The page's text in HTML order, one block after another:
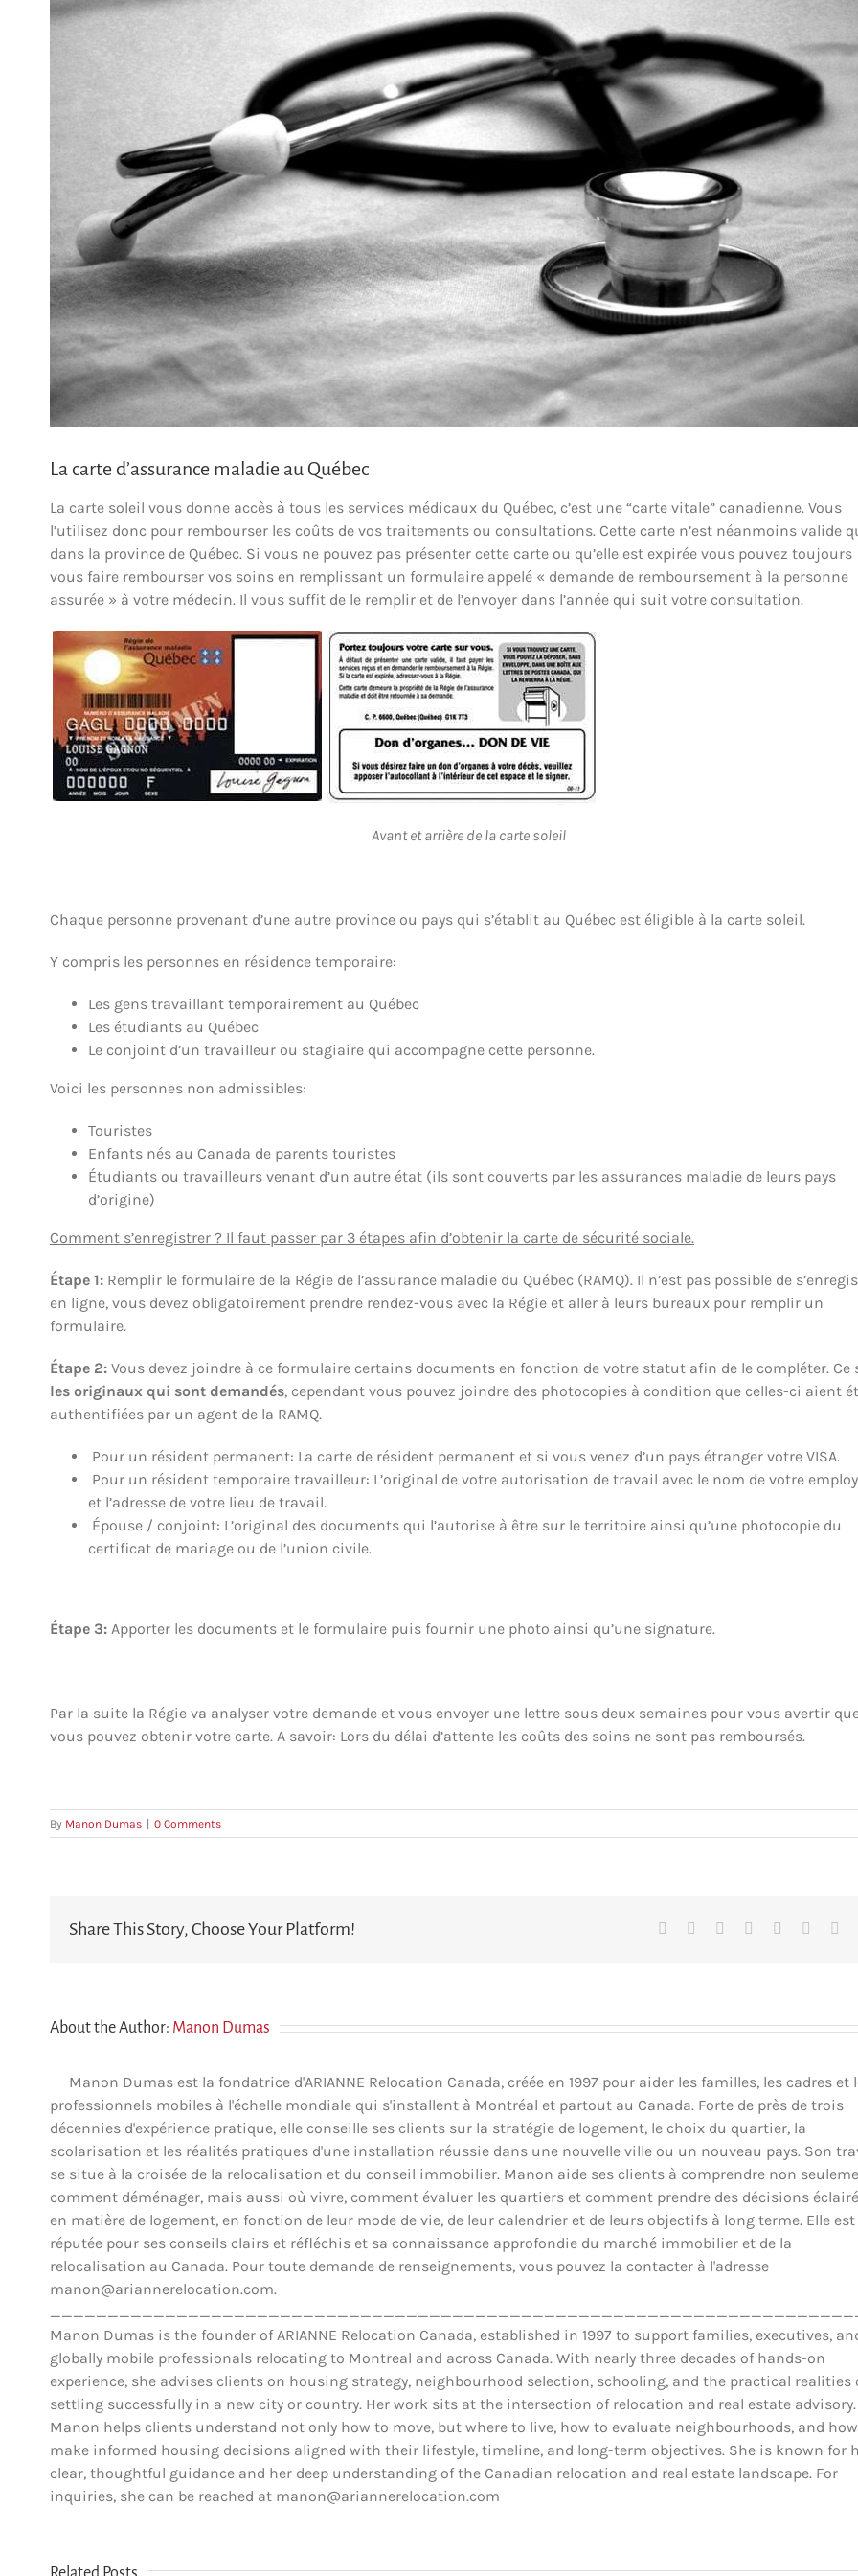
La carte d’assurance maladie au Québec
La carte soleil vous donne accès à tous les services médicaux du Québec, c’est une “carte vitale” canadienne. Vous
l’utilisez donc pour rembourser les coûts de vos traitements ou consultations. Cette carte n’est néanmoins valide
dans la province de Québec. Si vous ne pouvez pas présenter cette carte ou qu’elle est expirée vous pouvez toujours
vous faire rembourser vos soins en remplissant un formulaire appelé « demande de remboursement à la personne
assurée » à votre médecin. Il vous suffit de le remplir et de l’envoyer dans l’année qui suit votre consultation.
Avant et arrière de la carte soleil
Chaque personne provenant d’une autre province ou pays qui s’établit au Québec est éligible à la carte soleil.
Y compris les personnes en résidence temporaire:
Les gens travaillant temporairement au Québec
Les étudiants au Québec
Le conjoint d’un travailleur ou stagiaire qui accompagne cette personne.
Voici les personnes non admissibles:
Touristes
Enfants nés au Canada de parents touristes
Étudiants ou travailleurs venant d’un autre état (ils sont couverts par les assurances maladie de leurs pays
d’origine)
Comment s’enregistrer ? Il faut passer par 3 étapes afin d’obtenir la carte de sécurité sociale.
Étape 1: Remplir le formulaire de la Régie de l’assurance maladie du Québec (RAMQ). Il n’est pas possible de
en ligne, vous devez obligatoirement prendre rendez-vous avec la Régie et aller à leurs bureaux pour remplir un
formulaire.
Étape 2: Vous devez joindre à ce formulaire certains documents en fonction de votre statut afin de le compléter. Ce
les originaux qui sont demandés, cependant vous pouvez joindre des photocopies à condition que celles-ci aient
authentifiées par un agent de la RAMQ.
Pour un résident permanent: La carte de résident permanent et si vous venez d’un pays étranger votre VISA.
Pour un résident temporaire travailleur: L’original de votre autorisation de travail avec le nom de votre
et l’adresse de votre lieu de travail.
Épouse / conjoint: L’original des documents qui l’autorise à être sur le territoire ainsi qu’une photocopie du
certificat de mariage ou de l’union civile.
Étape 3: Apporter les documents et le formulaire puis fournir une photo ainsi qu’une signature.
Par la suite la Régie va analyser votre demande et vous envoyer une lettre sous deux semaines pour vous avertir
vous pouvez obtenir votre carte. A savoir: Lors du délai d’attente les coûts des soins ne sont pas remboursés.
By Manon Dumas | 0 Comments
Share This Story, Choose Your Platform! Facebook Reddit LinkedIn
Tumblr
About the Author: Manon Dumas
Manon Dumas est la fondatrice d'ARIANNE Relocation Canada, créée en 1997 pour aider les familles, les cadres et
professionnels mobiles à l'échelle mondiale qui s'installent à Montréal et partout au Canada. Forte de près de trois
décennies d'expérience pratique, elle conseille ses clients sur la stratégie de logement, le choix du quartier, la
scolarisation et les réalités pratiques d'une installation réussie dans une nouvelle ville ou un nouveau pays. Son
se situe à la croisée de la relocalisation et du conseil immobilier. Manon aide ses clients à comprendre non
comment déménager, mais aussi où vivre, comment évaluer les quartiers et comment prendre des décisions
en matière de logement, en fonction de leur mode de vie, de leur calendrier et de leurs objectifs à long terme. Elle est
réputée pour ses conseils clairs et réfléchis et sa connaissance approfondie du marché immobilier et de la
relocalisation au Canada. Pour toute demande de renseignements, vous pouvez la contacter à l'adresse
manon@ariannerelocation.com.
Manon Dumas is the founder of ARIANNE Relocation Canada, established in 1997 to support families, executives,
globally mobile professionals relocating to Montreal and across Canada. With nearly three decades of hands-on
experience, she advises clients on housing strategy, neighbourhood selection, schooling, and the practical realities
settling successfully in a new city or country. Her work sits at the intersection of relocation and real estate advisory.
Manon helps clients understand not only how to move, but where to live, how to evaluate neighbourhoods, and
make informed housing decisions aligned with their lifestyle, timeline, and long-term objectives. She is known for
clear, thoughtful guidance and her deep understanding of the Canadian relocation and real estate landscape. For
inquiries, she can be reached at manon@ariannerelocation.com
Comment les